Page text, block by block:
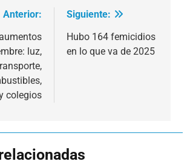
Anterior:
luz,
colegios
Siguiente:
Hubo 164 femicidios
en lo que va de 2025